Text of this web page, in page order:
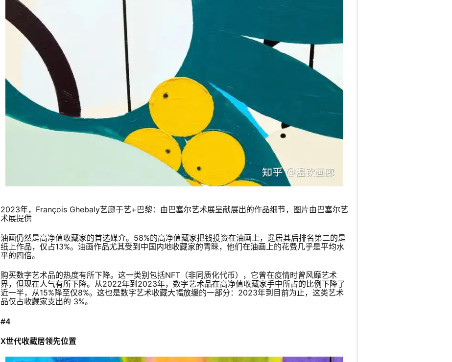
2023年，François Ghebaly艺廊于艺+巴黎：由巴塞尔艺术展呈献展出的作品细节，图片由巴塞尔艺
术展提供
油画仍然是高净值收藏家的首选媒介。58%的高净值藏家把钱投资在油画上，遥居其后排名第二的是
纸上作品，仅占13%。油画作品尤其受到中国内地收藏家的青睐，他们在油画上的花费几乎是平均水
平的四倍。
购买数字艺术品的热度有所下降。这一类别包括NFT（非同质化代币），它曾在疫情时曾风靡艺术
界，但现在人气有所下降。从2022年到2023年，数字艺术品在高净值收藏家手中所占的比例下降了
近一半，从15%降至仅8%。这也是数字艺术收藏大幅放缓的一部分：2023年到目前为止，这类艺术
品仅占收藏家支出的 3%。
#4
X世代收藏居领先位置